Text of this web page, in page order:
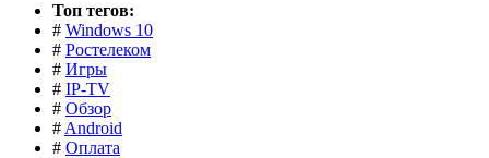
Toп тегов:
# Windows 10
# Ростелеком
# Игры
# IP-TV
# Обзор
# Android
# Оплата